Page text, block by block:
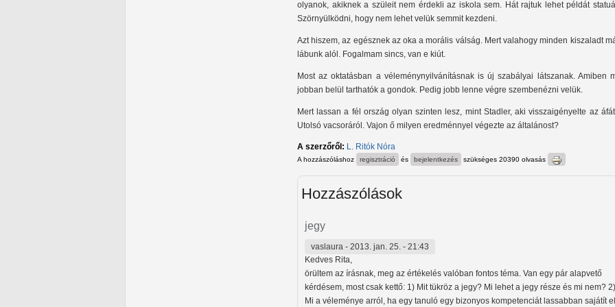
olyanok, akiknek a szüleit nem érdekli az iskola sem. Hát rajtuk lehet példát
Szörnyülködni, hogy nem lehet velük semmit kezdeni.
Azt hiszem, az egésznek az oka a morális válság. Mert valahogy minden kiszaladt
lábunk alól. Fogalmam sincs, van e kiút.
Most az oktatásban a véleménynyilvánításnak is új szabályai látszanak. Amiben
jobban belül tarthatók a gondok. Pedig jobb lenne végre szembenézni velük.
Mert lassan a fél ország olyan szinten lesz, mint Stadler, aki visszaigényelte az
Utolsó vacsoráról. Vajon ő milyen eredménnyel végezte az általánost?
A szerzőről: L. Ritók Nóra
A hozzászóláshoz regisztráció és bejelentkezés szükséges 20390 olvasás
Hozzászólások
jegy
vaslaura - 2013. jan. 25. - 21:43
Kedves Rita,
örültem az írásnak, meg az értékelés valóban fontos téma. Van egy pár alapvető
kérdésem, most csak kettő: 1) Mit tükröz a jegy? Mi lehet a jegy része és mi nem? 2)
Mi a véleménye arról, ha egy tanuló egy bizonyos kompetenciát lassabban sajátít